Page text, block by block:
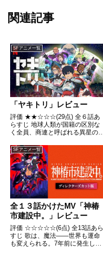
関連記事
SFアニメ一覧
「ヤキトリ」レビュー
評価 ★★☆☆☆(29点) 全６話あ
らすじ 地球人類が国籍の区別な
く全員、商連と呼ばれる異星の民
界。引用- Wikipedia
SFアニメ一覧
全１３話かけたMV「神椿
市建設中。」レビュー
評価 ☆☆☆☆☆(6点) 全13話あら
すじ 歌は、魔法――世界も運命
も変えられる。7年前に発生した